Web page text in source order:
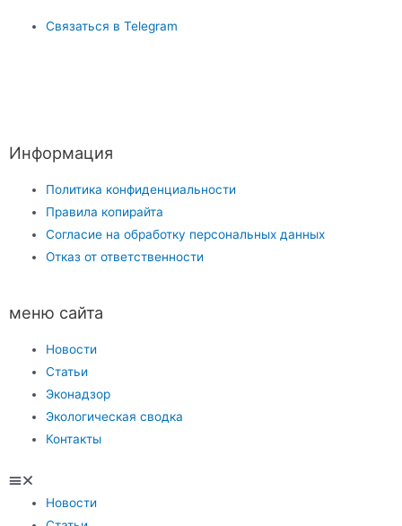
Связаться в Telegram
Информация
Политика конфиденциальности
Правила копирайта
Согласие на обработку персональных данных
Отказ от ответственности
меню сайта
Новости
Статьи
Эконадзор
Экологическая сводка
Контакты
Новости